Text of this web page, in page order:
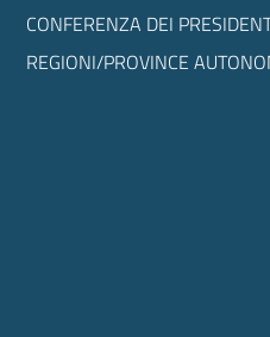
CONFERENZA DEI
REGIONI/PROVINCE